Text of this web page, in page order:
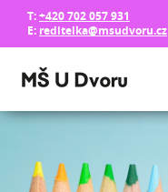
T:+420 702 057 931
E: reditelka@msudvoru.cz